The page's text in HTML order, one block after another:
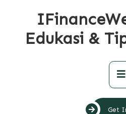
Edukasi &
Get